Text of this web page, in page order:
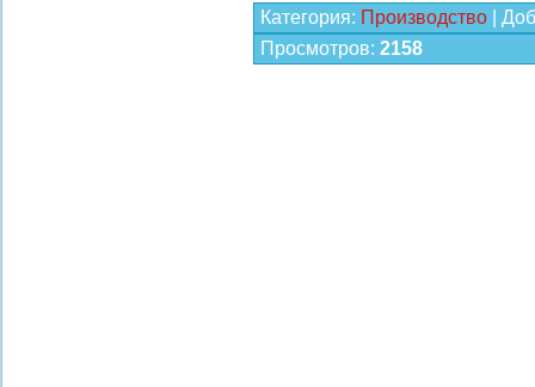
Категория: Производство
Просмотров: 2158